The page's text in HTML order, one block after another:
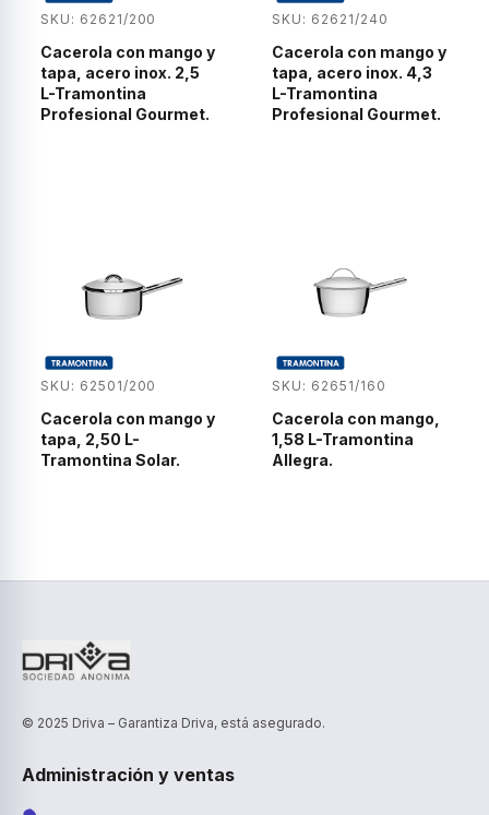
SKU: 62621/200
Cacerola con mango y
tapa, acero inox. 2,5
L-Tramontina
Profesional Gourmet.
SKU: 62621/240
Cacerola con mango y
tapa, acero inox. 4,3
L-Tramontina
Profesional Gourmet.
SKU: 62501/200
Cacerola con mango y
tapa, 2,50 L-
Tramontina Solar.
SKU: 62651/160
Cacerola con mango,
1,58 L-Tramontina
Allegra.
© 2025 Driva – Garantiza Driva, está asegurado.
Administración y ventas